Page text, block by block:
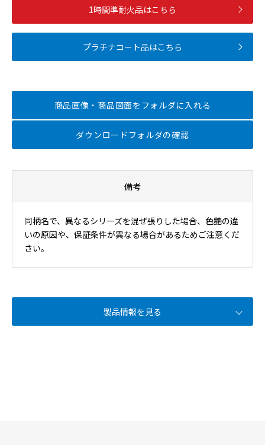
1時間準耐火品はこちら
プラチナコート品はこちら
商品画像・商品図面を フォルダに入れる
ダウンロードフォルダの確認
備考
同柄名で、異なるシリーズを混ぜ張りした場合、色艶の違
いの原因や、保証条件が異なる場合があるためご注意くだ
さい。
製品情報を見る